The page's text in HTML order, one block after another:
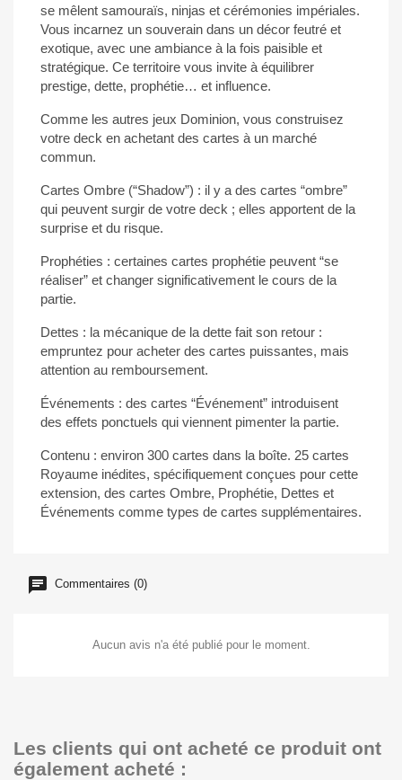
se mêlent samouraïs, ninjas et cérémonies impériales.
Vous incarnez un souverain dans un décor feutré et
exotique, avec une ambiance à la fois paisible et
stratégique. Ce territoire vous invite à équilibrer
prestige, dette, prophétie… et influence.
Comme les autres jeux Dominion, vous construisez
votre deck en achetant des cartes à un marché
commun.
Cartes Ombre (“Shadow”) : il y a des cartes “ombre”
qui peuvent surgir de votre deck ; elles apportent de la
surprise et du risque.
Prophéties : certaines cartes prophétie peuvent “se
réaliser” et changer significativement le cours de la
partie.
Dettes : la mécanique de la dette fait son retour :
empruntez pour acheter des cartes puissantes, mais
attention au remboursement.
Événements : des cartes “Événement” introduisent
des effets ponctuels qui viennent pimenter la partie.
Contenu : environ 300 cartes dans la boîte. 25 cartes
Royaume inédites, spécifiquement conçues pour cette
extension, des cartes Ombre, Prophétie, Dettes et
Événements comme types de cartes supplémentaires.
Commentaires (0)
Aucun avis n'a été publié pour le moment.
Les clients qui ont acheté ce produit ont
également acheté :